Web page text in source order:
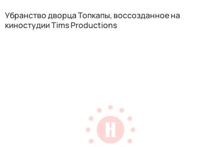
Убранство дворца Топкапы, воссозданное на
киностудии Tims Productions